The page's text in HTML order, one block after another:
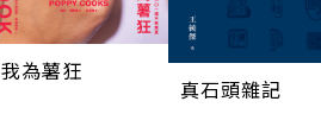
我為薯狂
真石頭雜記